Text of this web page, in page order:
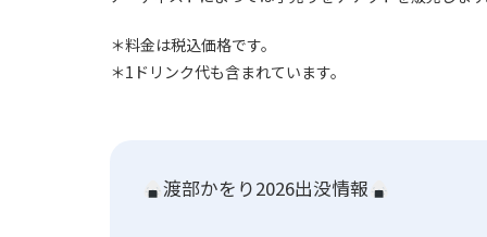
＊料金は税込価格です。
＊1ドリンク代も含まれています。
渡部かをり2026出没情報